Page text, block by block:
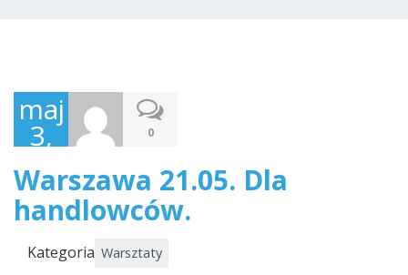
maj
3,
2016
0
Warszawa 21.05. Dla
handlowców.
Kategoria Warsztaty